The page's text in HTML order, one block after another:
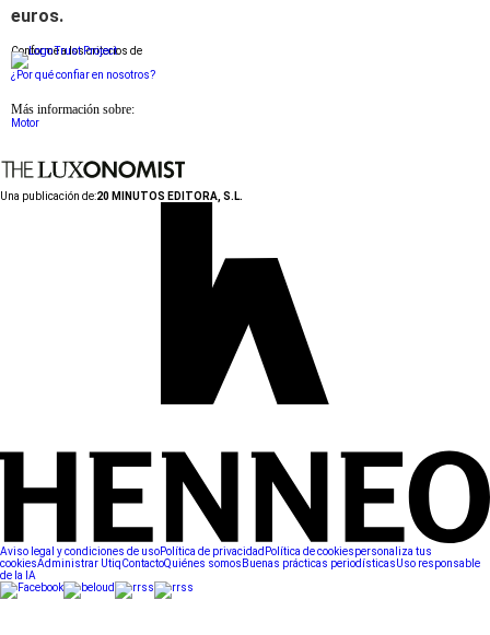
euros.
Conforme a los criterios de
¿Por qué confiar en nosotros?
Más información sobre:
Motor
Una publicación de:20 MINUTOS EDITORA, S.L.
Aviso legal y condiciones de usoPolítica de privacidad Política de cookiespersonaliza tus
cookiesAdministrar UtiqContactoQuiénes somos Buenas prácticas periodísticasUso responsable
de la IA